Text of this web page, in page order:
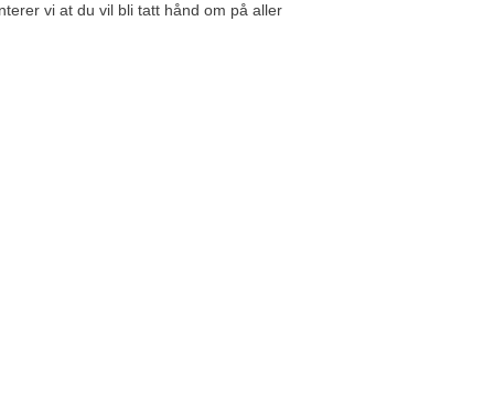
vi at du vil bli tatt hånd om på aller